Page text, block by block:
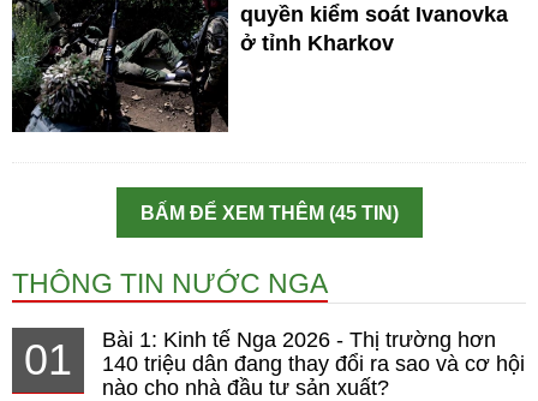
quyền kiểm soát Ivanovka
ở tỉnh Kharkov
BẤM ĐỂ XEM THÊM (45 TIN)
THÔNG TIN NƯỚC NGA
01
Bài 1: Kinh tế Nga 2026 - Thị trường hơn
140 triệu dân đang thay đổi ra sao và cơ hội
nào cho nhà đầu tư sản xuất?